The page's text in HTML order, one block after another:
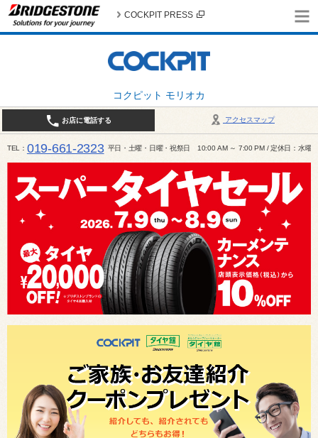
コクピット モリオカ
COCKPIT PRESS
アクセスマップ
お店に電話する
TEL 019-661-2323 平日・土曜・日曜・祝祭日 10:00 AM ～ 7:00 PM / 定休日：水曜